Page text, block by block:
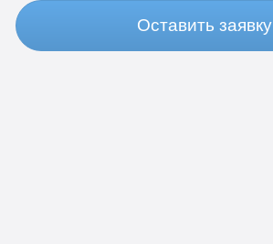
Оставить заявку